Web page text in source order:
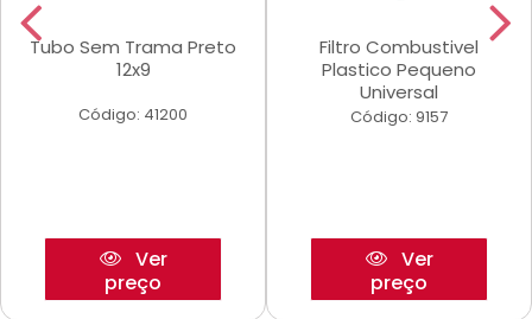
Tubo Sem Trama Preto
12x9
Código: 41200
Ver
preço
Filtro Combustivel
Plastico Pequeno
Universal
Código: 9157
Ver
preço